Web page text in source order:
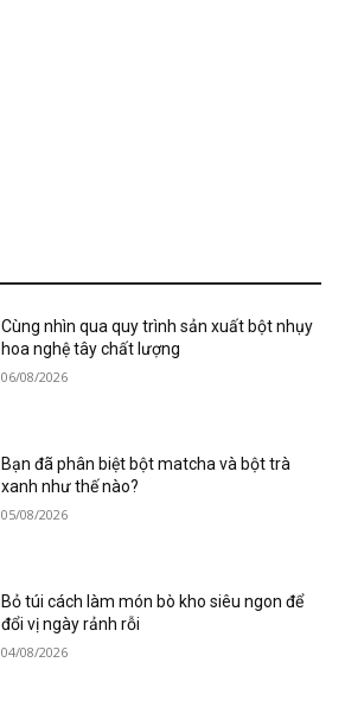
Cùng nhìn qua quy trình sản xuất bột nhụy
hoa nghệ tây chất lượng
06/08/2026
Bạn đã phân biệt bột matcha và bột trà
xanh như thế nào?
05/08/2026
Bỏ túi cách làm món bò kho siêu ngon để
đổi vị ngày rảnh rỗi
04/08/2026